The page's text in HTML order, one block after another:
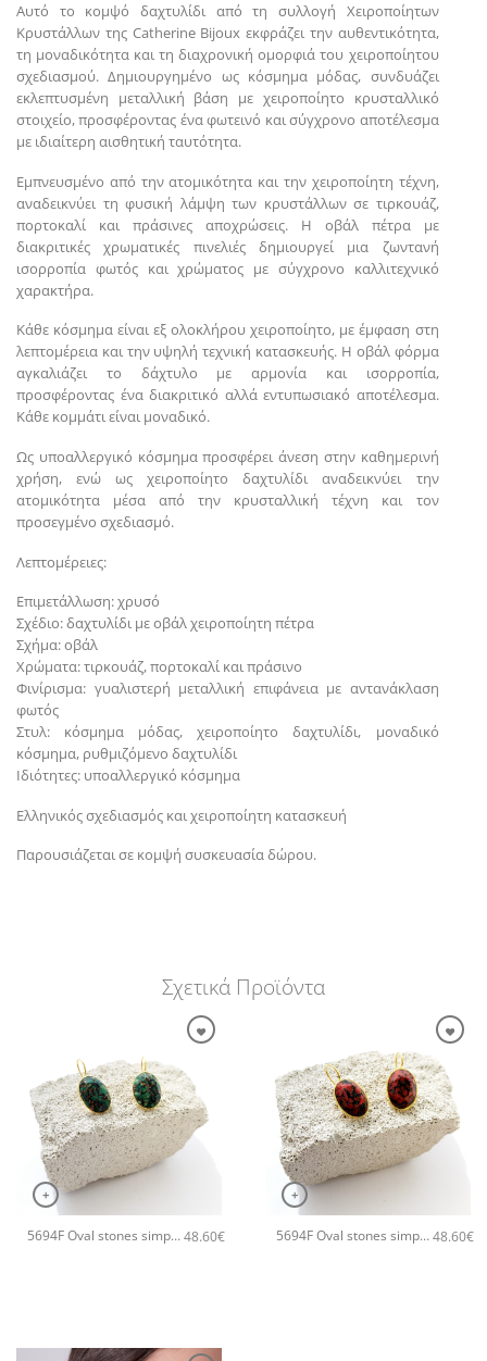
Αυτό το κομψό δαχτυλίδι από τη συλλογή Χειροποίητων
Κρυστάλλων της Catherine Bijoux εκφράζει την αυθεντικότητα,
τη μοναδικότητα και τη διαχρονική ομορφιά του χειροποίητου
σχεδιασμού. Δημιουργημένο ως κόσμημα μόδας, συνδυάζει
εκλεπτυσμένη μεταλλική βάση με χειροποίητο κρυσταλλικό
στοιχείο, προσφέροντας ένα φωτεινό και σύγχρονο αποτέλεσμα
με ιδιαίτερη αισθητική ταυτότητα.
Εμπνευσμένο από την ατομικότητα και την χειροποίητη τέχνη,
αναδεικνύει τη φυσική λάμψη των κρυστάλλων σε τιρκουάζ,
πορτοκαλί και πράσινες αποχρώσεις. Η οβάλ πέτρα με
διακριτικές χρωματικές πινελιές δημιουργεί μια ζωντανή
ισορροπία φωτός και χρώματος με σύγχρονο καλλιτεχνικό
χαρακτήρα.
Κάθε κόσμημα είναι εξ ολοκλήρου χειροποίητο, με έμφαση στη
λεπτομέρεια και την υψηλή τεχνική κατασκευής. Η οβάλ φόρμα
αγκαλιάζει το δάχτυλο με αρμονία και ισορροπία,
προσφέροντας ένα διακριτικό αλλά εντυπωσιακό αποτέλεσμα.
Κάθε κομμάτι είναι μοναδικό.
Ως υποαλλεργικό κόσμημα προσφέρει άνεση στην καθημερινή
χρήση, ενώ ως χειροποίητο δαχτυλίδι αναδεικνύει την
ατομικότητα μέσα από την κρυσταλλική τέχνη και τον
προσεγμένο σχεδιασμό.
Λεπτομέρειες:
Επιμετάλλωση: χρυσό
Σχέδιο: δαχτυλίδι με οβάλ χειροποίητη πέτρα
Σχήμα: οβάλ
Χρώματα: τιρκουάζ, πορτοκαλί και πράσινο
Φινίρισμα: γυαλιστερή μεταλλική επιφάνεια με αντανάκλαση
φωτός
Στυλ: κόσμημα μόδας, χειροποίητο δαχτυλίδι, μοναδικό
κόσμημα, ρυθμιζόμενο δαχτυλίδι
Ιδιότητες: υποαλλεργικό κόσμημα
Ελληνικός σχεδιασμός και χειροποίητη κατασκευή
Παρουσιάζεται σε κομψή συσκευασία δώρου.
Σχετικά Προϊόντα
+
5694F Oval stones simple χειροποίητα σκουλαρίκια Catherine bijoux Πράσινο48.60€
+
5694F Oval stones simple χειροποίητα σκουλαρίκια Catherine bijoux Πορτοκαλί48.60€